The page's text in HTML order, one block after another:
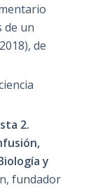
de un
de
2.
y
fundador